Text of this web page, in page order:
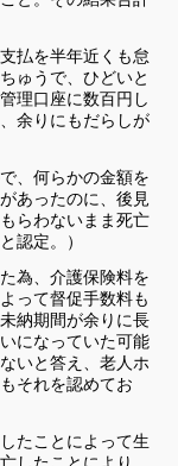
払を半年近くも怠
ゅうで、ひどいと
理口座に数百円し
余りにもだらしが
、何らかの金額を
あったのに、後見
らわないまま死亡
認定。）
為、介護保険料を
って督促手数料も
納期間が余りに長
になっていた可能
いと答え、老人ホ
それを認めてお
たことによって生
したことにより、